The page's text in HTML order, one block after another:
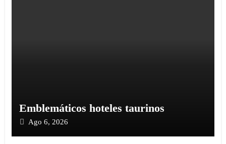
Emblemáticos hoteles taurinos
Ago 6, 2026